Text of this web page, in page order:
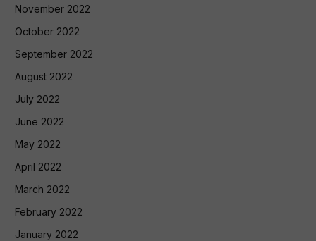
November 2022
October 2022
September 2022
August 2022
July 2022
June 2022
May 2022
April 2022
March 2022
February 2022
January 2022